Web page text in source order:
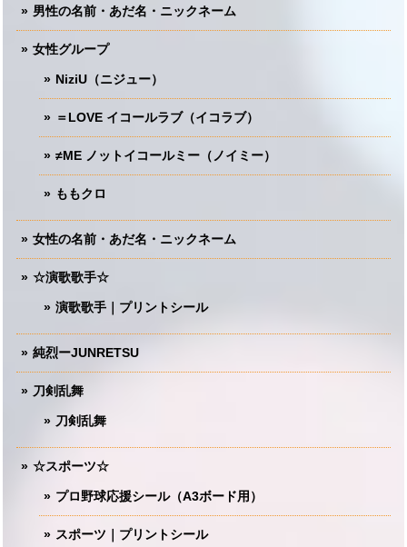
男性の名前・あだ名・ニックネーム
女性グループ
NiziU（ニジュー）
＝LOVE イコールラブ（イコラブ）
≠ME ノットイコールミー（ノイミー）
ももクロ
女性の名前・あだ名・ニックネーム
☆演歌歌手☆
演歌歌手｜プリントシール
純烈ーJUNRETSU
刀剣乱舞
刀剣乱舞
☆スポーツ☆
プロ野球応援シール（A3ボード用）
スポーツ｜プリントシール